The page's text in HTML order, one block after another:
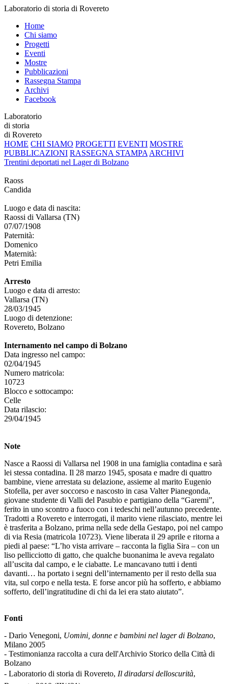
Laboratorio di storia di Rovereto
Home
Chi siamo
Progetti
Eventi
Mostre
Pubblicazioni
Rassegna Stampa
Archivi
Facebook
Laboratorio
di storia
di Rovereto
HOME CHI SIAMO PROGETTI EVENTI MOSTRE
PUBBLICAZIONI RASSEGNA STAMPA ARCHIVI
Trentini deportati nel Lager di Bolzano
Raoss
Candida
Luogo e data di nascita:
Raossi di Vallarsa (TN)
07/07/1908
Paternità:
Domenico
Maternità:
Petri Emilia
Arresto
Luogo e data di arresto:
Vallarsa (TN)
28/03/1945
Luogo di detenzione:
Rovereto, Bolzano
Internamento nel campo di Bolzano
Data ingresso nel campo:
02/04/1945
Numero matricola:
10723
Blocco e sottocampo:
Celle
Data rilascio:
29/04/1945
Note
Nasce a Raossi di Vallarsa nel 1908 in una famiglia contadina e sarà
lei stessa contadina. Il 28 marzo 1945, sposata e madre di quattro
bambine, viene arrestata su delazione, assieme al marito Eugenio
Stofella, per aver soccorso e nascosto in casa Valter Pianegonda,
giovane studente di Valli del Pasubio e partigiano della “Garemi”,
ferito in uno scontro a fuoco con i tedeschi nell’autunno precedente.
Tradotti a Rovereto e interrogati, il marito viene rilasciato, mentre lei
è trasferita a Bolzano, prima nella sede della Gestapo, poi nel campo
di via Resia (matricola 10723). Viene liberata il 29 aprile e ritorna a
piedi al paese: “L’ho vista arrivare – racconta la figlia Sira – con un
liso pellicciotto di gatto, che qualche buonanima le aveva regalato
all’uscita dal campo, e le ciabatte. Le mancavano tutti i denti
davanti… ha portato i segni dell’internamento per il resto della sua
vita, sul corpo e nella testa. E forse ancor più ha sofferto, e abbiamo
sofferto, dell’ingratitudine di chi da lei era stato aiutato”.
Fonti
- Dario Venegoni, Uomini, donne e bambini nel lager di Bolzano,
Milano 2005
- Testimonianza raccolta a cura dell'Archivio Storico della Città di
Bolzano
- Laboratorio di storia di Rovereto, Il diradarsi delloscurità,